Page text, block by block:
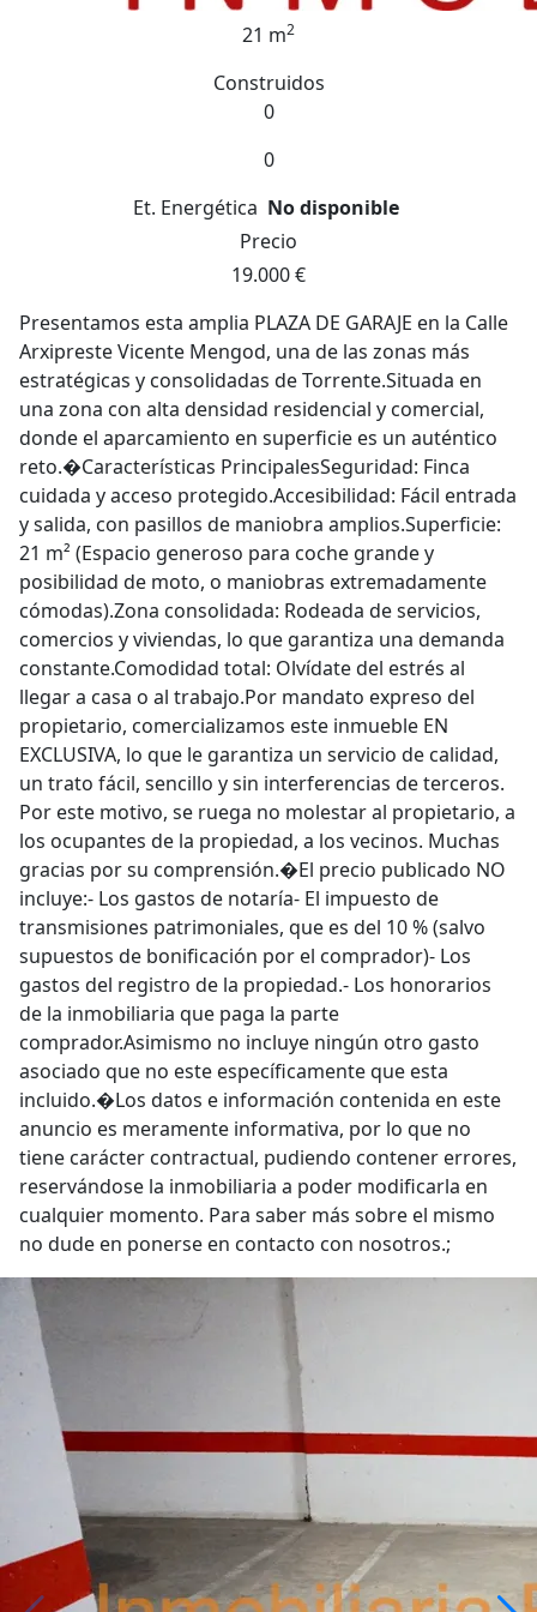
21 m
0
Precio
19.000 €
Arxipreste Vicente Mengod, una de las zonas más
estratégicas y consolidadas de Torrente.Situada en
una zona con alta densidad residencial y comercial,
donde el aparcamiento en superficie es un auténtico
reto.�Características PrincipalesSeguridad: Finca
cuidada y acceso protegido.Accesibilidad: Fácil entrada
y salida, con pasillos de maniobra amplios.Superficie:
21 m² (Espacio generoso para coche grande y
posibilidad de moto, o maniobras extremadamente
cómodas).Zona consolidada: Rodeada de servicios,
comercios y viviendas, lo que garantiza una demanda
constante.Comodidad total: Olvídate del estrés al
llegar a casa o al trabajo.Por mandato expreso del
propietario, comercializamos este inmueble EN
EXCLUSIVA, lo que le garantiza un servicio de calidad,
un trato fácil, sencillo y sin interferencias de terceros.
Por este motivo, se ruega no molestar al propietario, a
los ocupantes de la propiedad, a los vecinos. Muchas
gracias por su comprensión.�El precio publicado NO
incluye:- Los gastos de notaría- El impuesto de
transmisiones patrimoniales, que es del 10 % (salvo
supuestos de bonificación por el comprador)- Los
gastos del registro de la propiedad.- Los honorarios
de la inmobiliaria que paga la parte
comprador.Asimismo no incluye ningún otro gasto
asociado que no este específicamente que esta
incluido.�Los datos e información contenida en este
anuncio es meramente informativa, por lo que no
tiene carácter contractual, pudiendo contener errores,
reservándose la inmobiliaria a poder modificarla en
cualquier momento. Para saber más sobre el mismo
no dude en ponerse en contacto con nosotros.;